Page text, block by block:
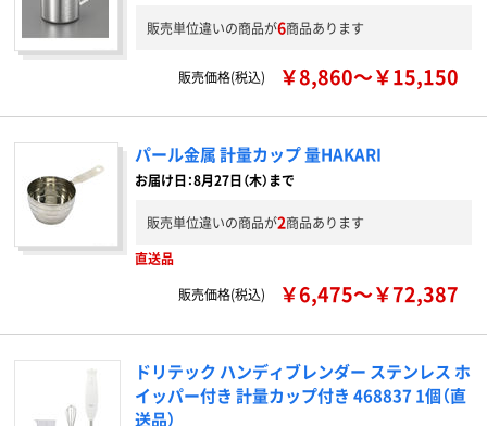
販売単位違いの商品が6商品あります
販売価格(税込) ￥8,860～￥15,150
パール金属 計量カップ 量HAKARI
お届け日：8月27日（木）まで
販売単位違いの商品が2商品あります
直送品
販売価格(税込)
￥6,475～￥72,387
ドリテック ハンディブレンダー ステンレス ホ
イッパー付き 計量カップ付き 468837 1個（直
送品）